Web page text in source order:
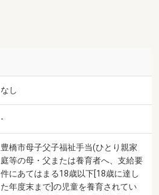
なし
-
豊橋市母子父子福祉手当(ひとり親家
庭等の母・父または養育者へ、支給要
件にあてはまる18歳以下[18歳に達し
た年度末まで]の児童を養育されてい